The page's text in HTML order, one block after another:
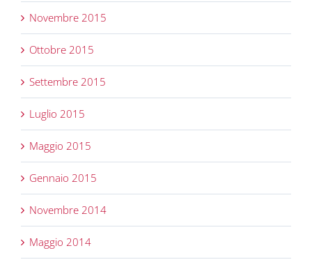
Novembre 2015
Ottobre 2015
Settembre 2015
Luglio 2015
Maggio 2015
Gennaio 2015
Novembre 2014
Maggio 2014